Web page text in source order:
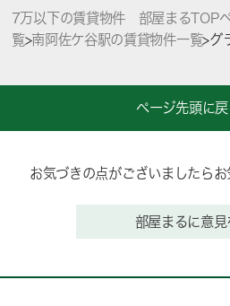
7万以下の賃貸物件 部屋まるTOP
覧>南阿佐ケ谷駅の賃貸物件一覧>グ
ページ先頭に
お気づきの点がございましたらお
部屋まるに意見